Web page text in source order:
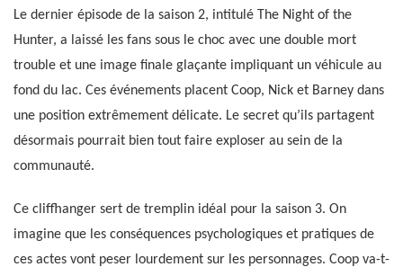
Le dernier épisode de la saison 2, intitulé The Night of the
Hunter, a laissé les fans sous le choc avec une double mort
trouble et une image finale glaçante impliquant un véhicule au
fond du lac. Ces événements placent Coop, Nick et Barney dans
une position extrêmement délicate. Le secret qu’ils partagent
désormais pourrait bien tout faire exploser au sein de la
communauté.
Ce cliffhanger sert de tremplin idéal pour la saison 3. On
imagine que les conséquences psychologiques et pratiques de
ces actes vont peser lourdement sur les personnages. Coop va-t-